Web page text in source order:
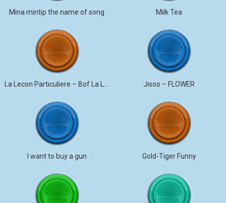
Mina mintip the name of song Milk Tea
Jisoo – FLOWER
I want to buy a gun Gold-Tiger Funny